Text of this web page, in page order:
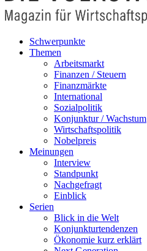
Schwerpunkte
Themen
Arbeitsmarkt
Finanzen / Steuern
Finanzmärkte
International
Sozialpolitik
Konjunktur / Wachstum
Wirtschaftspolitik
Nobelpreis
Meinungen
Interview
Standpunkt
Nachgefragt
Einblick
Serien
Blick in die Welt
Konjunkturtendenzen
Ökonomie kurz erklärt